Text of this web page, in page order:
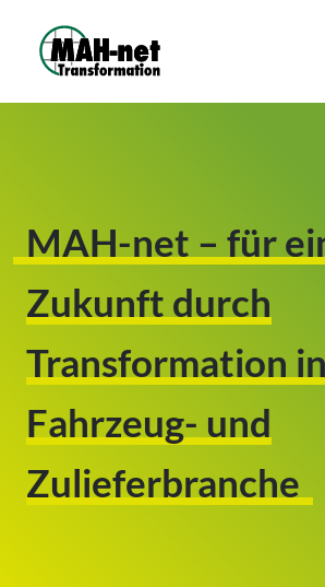
MAH-net – für
Zukunft durch
Transformation
Fahrzeug- und
Zulieferbranche